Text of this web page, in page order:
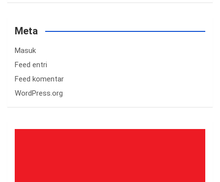
Meta
Masuk
Feed entri
Feed komentar
WordPress.org